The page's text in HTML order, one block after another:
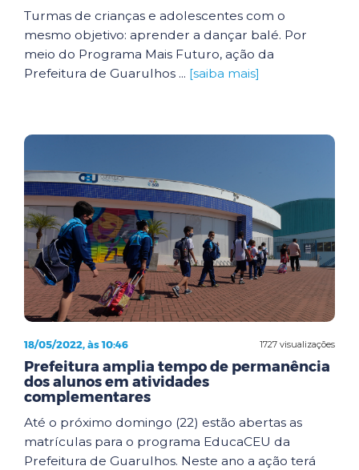
Turmas de crianças e adolescentes com o
mesmo objetivo: aprender a dançar balé. Por
meio do Programa Mais Futuro, ação da
Prefeitura de Guarulhos ... [saiba mais]
1727 visualizações
18/05/2022, às 10:46
Prefeitura amplia tempo de permanência
dos alunos em atividades
complementares
Até o próximo domingo (22) estão abertas as
matrículas para o programa EducaCEU da
Prefeitura de Guarulhos. Neste ano a ação terá